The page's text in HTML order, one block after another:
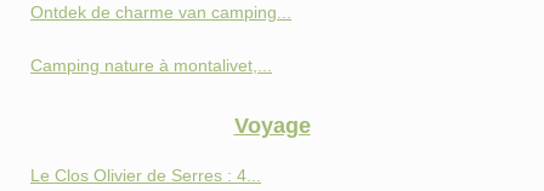
Ontdek de charme van camping...
Camping nature à montalivet,...
Voyage
Le Clos Olivier de Serres : 4...